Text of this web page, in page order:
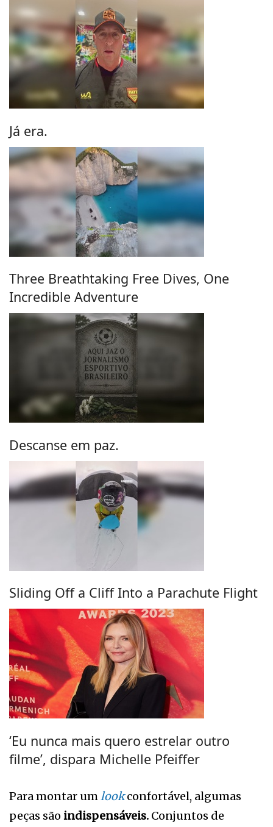
Já era.
Three Breathtaking Free Dives, One
Incredible Adventure
Descanse em paz.
Sliding Off a Cliff Into a Parachute Flight
‘Eu nunca mais quero estrelar outro
filme’, dispara Michelle Pfeiffer
Para montar um lookconfortável, algumas
peças são indispensáveis. Conjuntos de